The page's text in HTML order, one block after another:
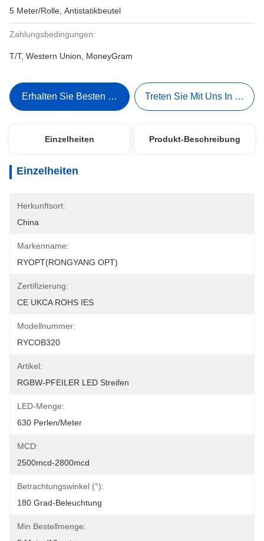
5 Meter/Rolle, Antistatikbeutel
Zahlungsbedingungen:
T/T, Western Union, MoneyGram
Erhalten Sie Besten Preis Treten Sie Mit Uns In
Einzelheiten Produkt-Beschreibung
Einzelheiten
Herkunftsort:
China
Markenname:
RYOPT(RONGYANG OPT)
Zertifizierung:
CE UKCA ROHS IES
Modellnummer:
RYCOB320
Artikel:
RGBW-PFEILER LED Streifen
LED-Menge:
630 Perlen/Meter
MCD:
2500mcd-2800mcd
Betrachtungswinkel (°):
180 Grad-Beleuchtung
Min Bestellmenge: